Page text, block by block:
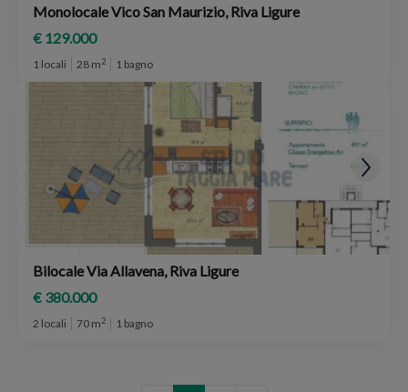
Monolocale Vico San Maurizio, Riva Ligure
€ 129.000
1 locali 28 m2 1 bagno
Bilocale Via Allavena, Riva Ligure
€ 380.000
2 locali 70 m2 1 bagno